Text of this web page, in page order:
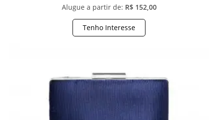
Alugue a partir de: R$ 152,00
Tenho Interesse